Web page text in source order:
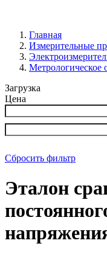
Главная
Измерительные
Метрологическое
Загрузка
Цена
Сбросить фильтр
Эталон